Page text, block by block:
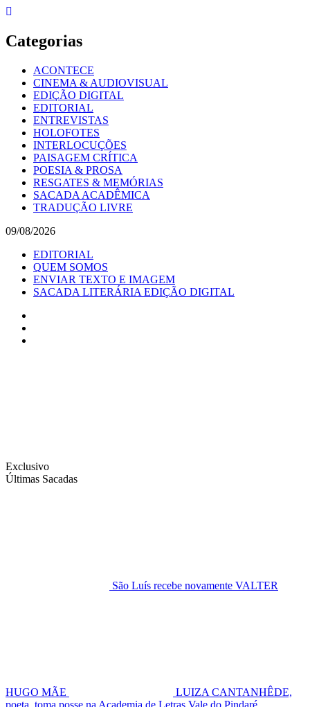
Skip
content
Categorias
ACONTECE
CINEMA & AUDIOVISUAL
EDIÇÃO DIGITAL
EDITORIAL
ENTREVISTAS
HOLOFOTES
INTERLOCUÇÕES
PAISAGEM CRÍTICA
POESIA & PROSA
RESGATES & MEMÓRIAS
SACADA ACADÊMICA
TRADUÇÃO LIVRE
09/08/2026
EDITORIAL
QUEM SOMOS
ENVIAR TEXTO E IMAGEM
SACADA LITERÁRIA EDIÇÃO DIGITAL
Exclusivo
Últimas Sacadas
São Luís recebe novamente VALTER
HUGO MÃE
LUIZA CANTANHÊDE,
poeta, toma posse na Academia de Letras Vale do Pindaré